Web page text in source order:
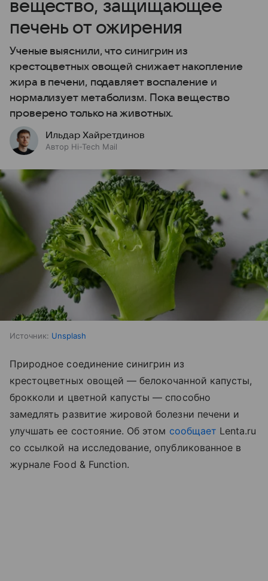
вещество, защищающее
печень от ожирения
Ученые выяснили, что синигрин из
крестоцветных овощей снижает накопление
жира в печени, подавляет воспаление и
нормализует метаболизм. Пока вещество
проверено только на животных.
Ильдар Хайретдинов
Автор Hi-Tech Mail
Источник: Unsplash
Природное соединение синигрин из
крестоцветных овощей — белокочанной капусты,
брокколи и цветной капусты — способно
замедлять развитие жировой болезни печени и
улучшать ее состояние. Об этом сообщает Lenta.ru
со ссылкой на исследование, опубликованное в
журнале Food & Function.